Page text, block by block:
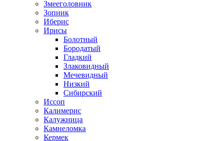
Змееголовник
Зопник
Иберис
Ирисы
Болотный
Бородатый
Гладкий
Злаковидный
Мечевидный
Низкий
Сибирский
Иссоп
Калимерис
Калужница
Камнеломка
Кермек